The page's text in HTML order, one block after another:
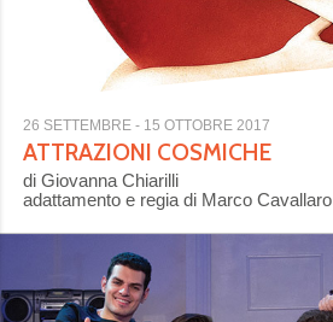
26 SETTEMBRE - 15 OTTOBRE 2017
ATTRAZIONI COSMICHE
di Giovanna Chiarilli
adattamento e regia di Marco Cavallaro